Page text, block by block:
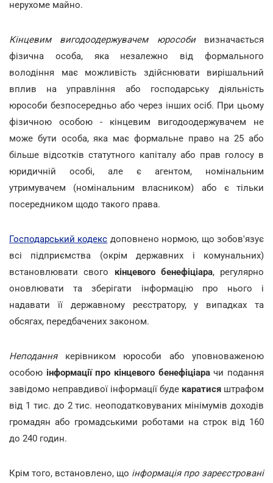
нерухоме майно.
Кінцевим вигодоодержувачем юрособивизначається
фізична особа, яка незалежно від формального
володіння має можливість здійснювати вирішальний
вплив на управління або господарську діяльність
юрособи безпосередньо або через інших осіб. При цьому
фізичною особою - кінцевим вигодоодержувачем не
може бути особа, яка має формальне право на 25 або
більше відсотків статутного капіталу або прав голосу в
юридичній особі, але є агентом, номінальним
утримувачем (номінальним власником) або є тільки
посередником щодо такого права.
Господарський кодекс доповнено нормою, що зобов'язує
всі підприємства (окрім державних і комунальних)
встановлювати свого кінцевого бенефіціара, регулярно
оновлювати та зберігати інформацію про нього і
надавати її державному реєстратору, у випадках та
обсягах, передбачених законом.
Неподаннякерівником юрособи або уповноваженою
особою інформації про кінцевого бенефіціарачи подання
завідомо неправдивої інформації буде каратися штрафом
від 1 тис. до 2 тис. неоподатковуваних мінімумів доходів
громадян або громадськими роботами на строк від 160
до 240 годин.
Крім того, встановлено, що інформація про зареєстровані